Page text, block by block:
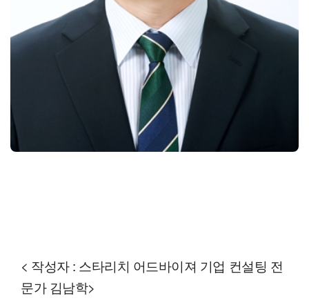
< 작성자 : 스타리치 어드바이져 기업 컨설팅 전
문가 김남학>